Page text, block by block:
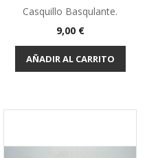
Casquillo Basqulante.
Precio
9,00 €
AÑADIR AL CARRITO